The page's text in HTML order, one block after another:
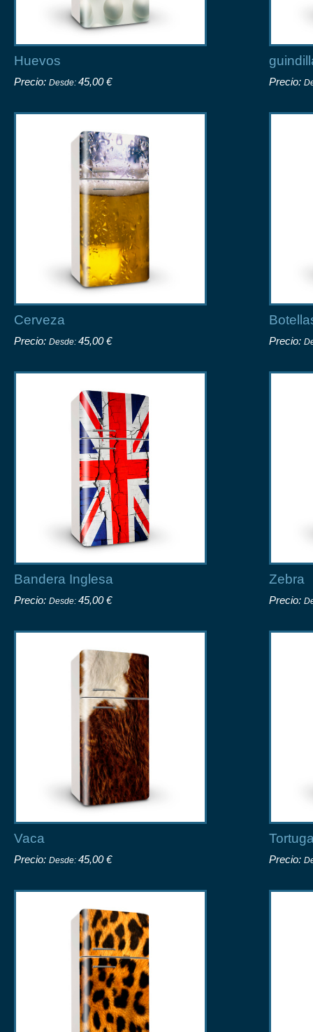
Huevos
Precio: Desde: 45,00 € Precio:
Cerveza
Precio: Desde: 45,00 € Precio:
Bandera Inglesa
Precio: Desde: 45,00 €
Zebra
Precio:
Vaca
Precio: Desde: 45,00 € Precio: